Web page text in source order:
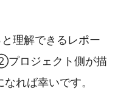
理解できるレポー
ロジェクト側が描
れば幸いです。